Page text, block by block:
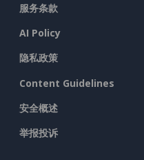
服务条款
AI Policy
隐私政策
Content Guidelines
安全概述
举报投诉